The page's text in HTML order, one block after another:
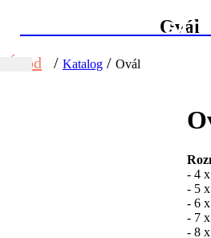
KAMENÁRSTVOOvál
Úvod / Katalog / Ovál
- 4
- 5
- 6
- 7
- 8